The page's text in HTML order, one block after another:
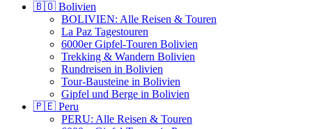
🇧🇴 Bolivien
BOLIVIEN: Alle Reisen & Touren
La Paz Tagestouren
6000er Gipfel-Touren Bolivien
Trekking & Wandern Bolivien
Rundreisen in Bolivien
Tour-Bausteine in Bolivien
Gipfel und Berge in Bolivien
🇵🇪 Peru
PERU: Alle Reisen & Touren